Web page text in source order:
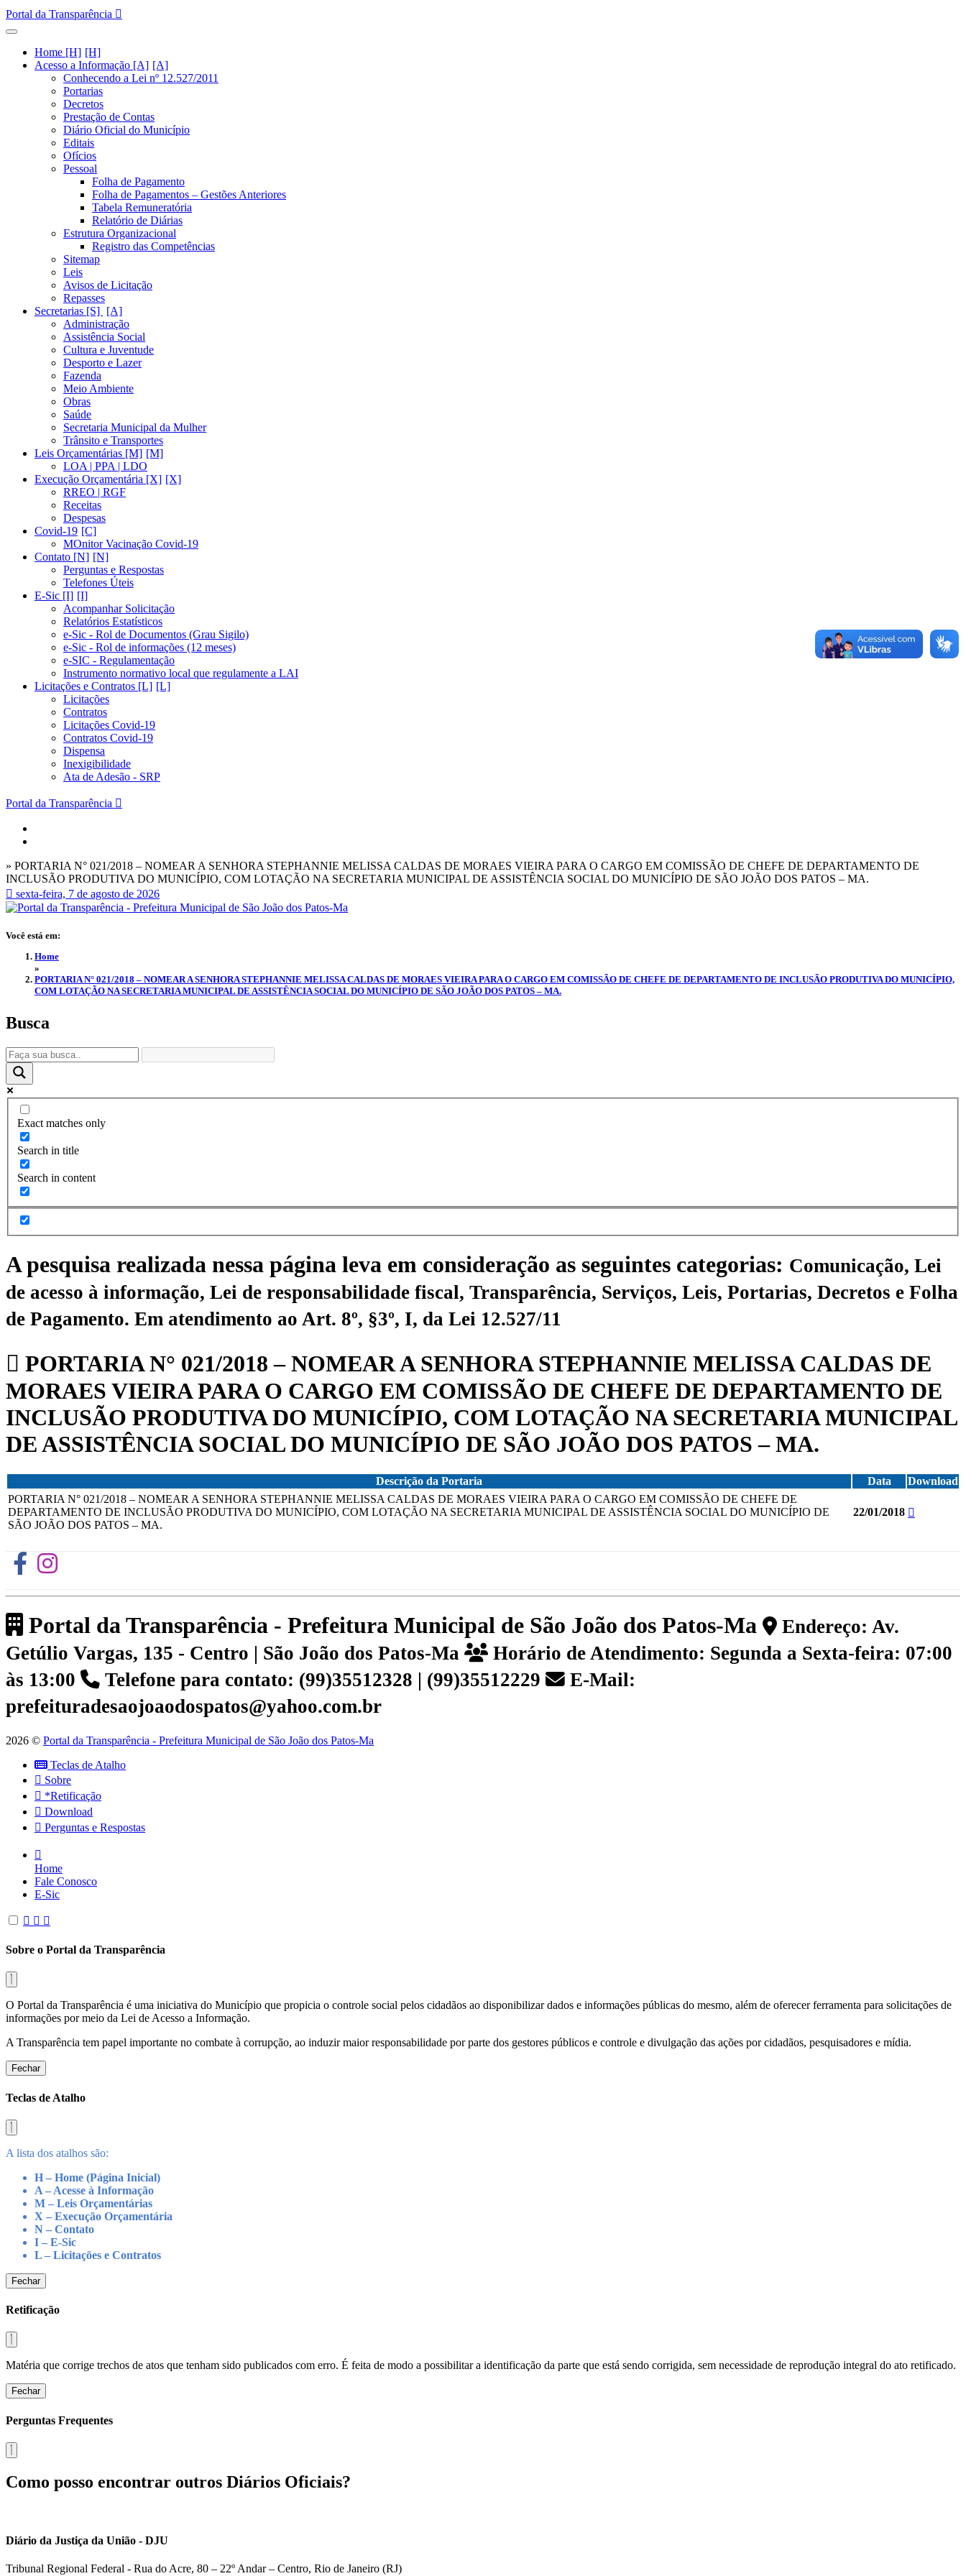
Portal da Transparência
Home [H]
Acesso a Informação [A]
Conhecendo a Lei nº 12.527/2011
Portarias
Decretos
Prestação de Contas
Diário Oficial do Município
Editais
Ofícios
Pessoal
Folha de Pagamento
Folha de Pagamentos – Gestões Anteriores
Tabela Remuneratória
Relatório de Diárias
Estrutura Organizacional
Registro das Competências
Sitemap
Leis
Avisos de Licitação
Repasses
Secretarias [S]
Administração
Assistência Social
Cultura e Juventude
Desporto e Lazer
Fazenda
Meio Ambiente
Obras
Saúde
Secretaria Municipal da Mulher
Trânsito e Transportes
Leis Orçamentárias [M]
LOA | PPA | LDO
Execução Orçamentária [X]
RREO | RGF
Receitas
Despesas
Covid-19
MOnitor Vacinação Covid-19
Contato [N]
Perguntas e Respostas
Telefones Úteis
E-Sic [I]
Acompanhar Solicitação
Relatórios Estatísticos
e-Sic - Rol de Documentos (Grau Sigilo)
e-Sic - Rol de informações (12 meses)
e-SIC - Regulamentação
Instrumento normativo local que regulamente a LAI
Licitações e Contratos [L]
Licitações
Contratos
Licitações Covid-19
Contratos Covid-19
Dispensa
Inexigibilidade
Ata de Adesão - SRP
Portal da Transparência
» PORTARIA N° 021/2018 – NOMEAR A SENHORA STEPHANNIE MELISSA CALDAS DE MORAES VIEIRA PARA O CARGO EM COMISSÃO DE CHEFE DE DEPARTAMENTO DE
INCLUSÃO PRODUTIVA DO MUNICÍPIO, COM LOTAÇÃO NA SECRETARIA MUNICIPAL DE ASSISTÊNCIA SOCIAL DO MUNICÍPIO DE SÃO JOÃO DOS PATOS – MA.
sexta-feira, 7 de agosto de 2026
Você está em:
Home
»
PORTARIA N° 021/2018 – NOMEAR A SENHORA STEPHANNIE MELISSA CALDAS DE MORAES VIEIRA PARA O CARGO EM COMISSÃO DE CHEFE DE DEPARTAMENTO DE INCLUSÃO PRODUTIVA DO MUNICÍPIO,
COM LOTAÇÃO NA SECRETARIA MUNICIPAL DE ASSISTÊNCIA SOCIAL DO MUNICÍPIO DE SÃO JOÃO DOS PATOS – MA.
Busca
Exact matches only
Search in title
Search in content
A pesquisa realizada nessa página leva em consideração as seguintes categorias: Comunicação, Lei
de acesso à informação, Lei de responsabilidade fiscal, Transparência, Serviços, Leis, Portarias, Decretos e Folha
de Pagamento. Em atendimento ao Art. 8º, §3º, I, da Lei 12.527/11
PORTARIA N° 021/2018 – NOMEAR A SENHORA STEPHANNIE MELISSA CALDAS DE
MORAES VIEIRA PARA O CARGO EM COMISSÃO DE CHEFE DE DEPARTAMENTO DE
INCLUSÃO PRODUTIVA DO MUNICÍPIO, COM LOTAÇÃO NA SECRETARIA MUNICIPAL
DE ASSISTÊNCIA SOCIAL DO MUNICÍPIO DE SÃO JOÃO DOS PATOS – MA.
Descrição da Portaria Data
Download
PORTARIA N° 021/2018 – NOMEAR A SENHORA STEPHANNIE MELISSA CALDAS DE MORAES VIEIRA PARA O CARGO EM COMISSÃO DE CHEFE DE
DEPARTAMENTO DE INCLUSÃO PRODUTIVA DO MUNICÍPIO, COM LOTAÇÃO NA SECRETARIA MUNICIPAL DE ASSISTÊNCIA SOCIAL DO MUNICÍPIO DE
SÃO JOÃO DOS PATOS – MA.
22/01/2018
Portal da Transparência - Prefeitura Municipal de São João dos Patos-Ma
Endereço: Av.
Getúlio Vargas, 135 - Centro | São João dos Patos-Ma
Horário de Atendimento: Segunda a Sexta-feira: 07:00
às 13:00
Telefone para contato: (99)35512328 | (99)35512229
E-Mail:
prefeituradesaojoaodospatos@yahoo.com.br
2026 © Portal da Transparência - Prefeitura Municipal de São João dos Patos-Ma
Teclas de Atalho
Sobre
*Retificação
Download
Perguntas e Respostas
Home
Fale Conosco
E-Sic
Sobre o Portal da Transparência
O Portal da Transparência é uma iniciativa do Município que propicia o controle social pelos cidadãos ao disponibilizar dados e informações públicas do mesmo, além de oferecer ferramenta para solicitações de
informações por meio da Lei de Acesso a Informação.
A Transparência tem papel importante no combate à corrupção, ao induzir maior responsabilidade por parte dos gestores públicos e controle e divulgação das ações por cidadãos, pesquisadores e mídia.
Fechar
Teclas de Atalho
A lista dos atalhos são:
H – Home (Página Inicial)
A – Acesse à Informação
M – Leis Orçamentárias
X – Execução Orçamentária
N – Contato
I – E-Sic
L – Licitações e Contratos
Fechar
Retificação
Matéria que corrige trechos de atos que tenham sido publicados com erro. É feita de modo a possibilitar a identificação da parte que está sendo corrigida, sem necessidade de reprodução integral do ato retificado.
Fechar
Perguntas Frequentes
Como posso encontrar outros Diários Oficiais?
Diário da Justiça da União - DJU
Tribunal Regional Federal - Rua do Acre, 80 – 22º Andar – Centro, Rio de Janeiro (RJ)